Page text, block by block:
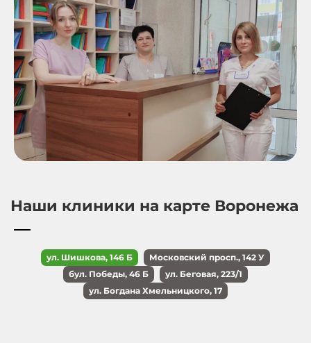
Наши клиники на карте Воронежа
ул. Шишкова, 146 Б
Московский просп., 142 У
бул. Победы, 46 Б
ул. Беговая, 223/1
ул. Богдана Хмельницкого, 17